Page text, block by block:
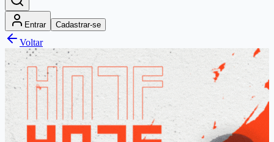
Entrar Cadastrar-se
Voltar